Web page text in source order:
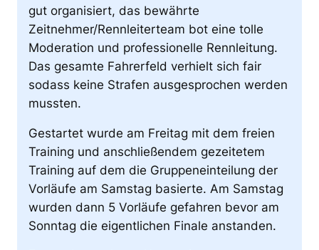
gut organisiert, das bewährte
Zeitnehmer/Rennleiterteam bot eine tolle
Moderation und professionelle Rennleitung.
Das gesamte Fahrerfeld verhielt sich fair
sodass keine Strafen ausgesprochen werden
mussten.
Gestartet wurde am Freitag mit dem freien
Training und anschließendem gezeitetem
Training auf dem die Gruppeneinteilung der
Vorläufe am Samstag basierte. Am Samstag
wurden dann 5 Vorläufe gefahren bevor am
Sonntag die eigentlichen Finale anstanden.